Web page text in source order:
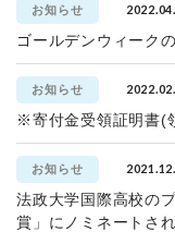
お知らせ
ゴールデンウィーク
お知らせ
※寄付金受領証明書(
お知らせ
法政大学国際高校の
賞」にノミネートさ